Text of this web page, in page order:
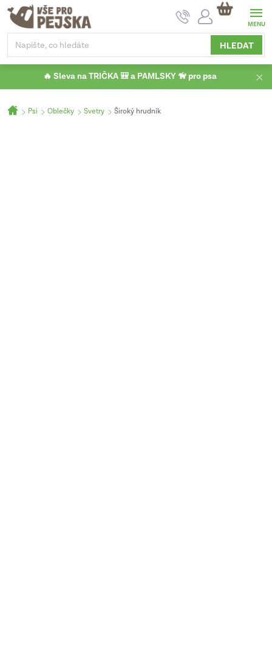
Přejít
obsah
HLEDAT
NÁKUPNÍ
KOŠÍK
🔥 Sleva na TRIČKA 🎒 a PAMLSKY 🦮 pro psa
Domů
Psi Oblečky Svetry Široký hrudník